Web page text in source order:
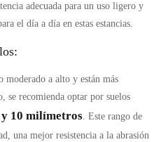
adecuada para un uso ligero y
el día a día en estas estancias.
moderado a alto y están más
se recomienda optar por suelos
y 10 milímetros. Este rango de
una mejor resistencia a la abrasión